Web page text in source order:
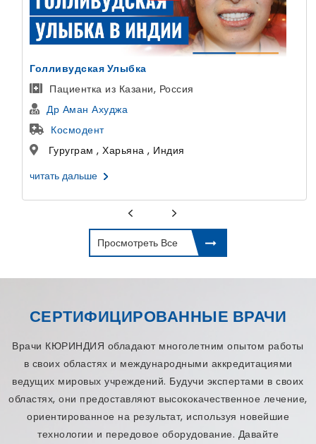
Голливудская Улыбка
Пациентка из Казани, Россия
Др Аман Ахуджа
Космодент
Гуруграм , Харьяна , Индия
читать дальше
Просмотреть Все
СЕРТИФИЦИРОВАННЫЕ ВРАЧИ
Врачи КЮРИНДИЯ обладают многолетним опытом работы
в своих областях и международными аккредитациями
ведущих мировых учреждений. Будучи экспертами в своих
областях, они предоставляют высококачественное лечение,
ориентированное на результат, используя новейшие
технологии и передовое оборудование. Давайте